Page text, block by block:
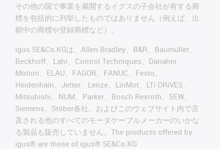
その他の国で事業を展開するイグスの子会社が有する商
標を包括的に列挙したものではありません（例えば、出
願中の商標や登録商標など）。
igus SE&Co.KGは、Allen Bradley、B&R、Baumüller、
Beckhoff、Lahr、Control Techniques、Danaher
Motion、ELAU、FAGOR、FANUC、Festo、
Heidenhain、Jetter、Lenze、LinMot、LTi DRiVES、
Mitsubishi、NUM、Parker、Bosch Rexroth、SEW、
Siemens、Stöber各社、およびこのウェブサイト内で言
及される他のすべてのモータケーブルメーカーのいかな
る製品も販売していません。The products offered by
igus® are those of igus® SE&Co.KG